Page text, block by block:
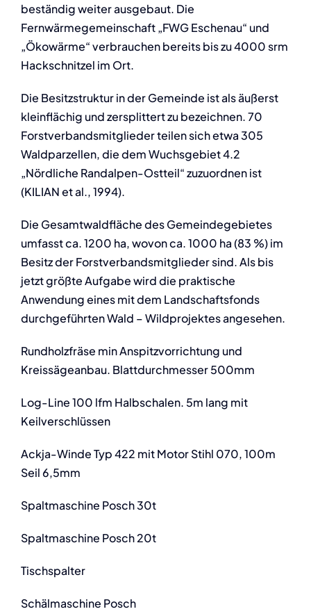
beständig weiter ausgebaut. Die
Fernwärmegemeinschaft „FWG Eschenau“ und
„Ökowärme“ verbrauchen bereits bis zu 4000 srm
Hackschnitzel im Ort.
Die Besitzstruktur in der Gemeinde ist als äußerst
kleinflächig und zersplittert zu bezeichnen. 70
Forstverbandsmitglieder teilen sich etwa 305
Waldparzellen, die dem Wuchsgebiet 4.2
„Nördliche Randalpen-Ostteil“ zuzuordnen ist
(KILIAN et al., 1994).
Die Gesamtwaldfläche des Gemeindegebietes
umfasst ca. 1200 ha, wovon ca. 1000 ha (83 %) im
Besitz der Forstverbandsmitglieder sind. Als bis
jetzt größte Aufgabe wird die praktische
Anwendung eines mit dem Landschaftsfonds
durchgeführten Wald – Wildprojektes angesehen.
Rundholzfräse min Anspitzvorrichtung und
Kreissägeanbau. Blattdurchmesser 500mm
Log-Line 100 lfm Halbschalen. 5m lang mit
Keilverschlüssen
Ackja-Winde Typ 422 mit Motor Stihl 070, 100m
Seil 6,5mm
Spaltmaschine Posch 30t
Spaltmaschine Posch 20t
Tischspalter
Schälmaschine Posch